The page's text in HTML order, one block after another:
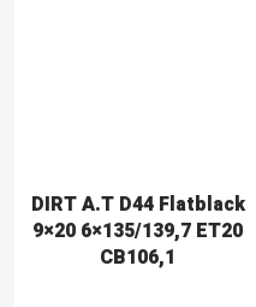
DIRT A.T D44 Flatblack
9×20 6×135/139,7 ET20
CB106,1